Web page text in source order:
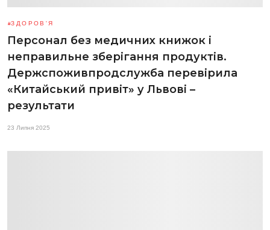
ЗДОРОВ'Я
Персонал без медичних книжок і
неправильне зберігання продуктів.
Держспоживпродслужба перевірила
«Китайський привіт» у Львові –
результати
23 Липня 2025